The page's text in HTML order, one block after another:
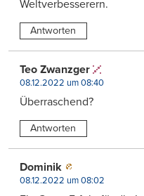
Weltverbesserern.
Antworten
Teo Zwanzger
08.12.2022 um 08:40
Überraschend?
Antworten
Dominik
08.12.2022 um 08:02